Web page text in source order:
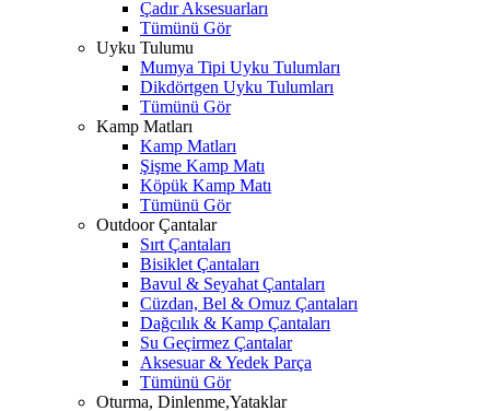
Çadır Aksesuarları
Tümünü Gör
Uyku Tulumu
Mumya Tipi Uyku Tulumları
Dikdörtgen Uyku Tulumları
Tümünü Gör
Kamp Matları
Kamp Matları
Şişme Kamp Matı
Köpük Kamp Matı
Tümünü Gör
Outdoor Çantalar
Sırt Çantaları
Bisiklet Çantaları
Bavul & Seyahat Çantaları
Cüzdan, Bel & Omuz Çantaları
Dağcılık & Kamp Çantaları
Su Geçirmez Çantalar
Aksesuar & Yedek Parça
Tümünü Gör
Oturma, Dinlenme,Yataklar